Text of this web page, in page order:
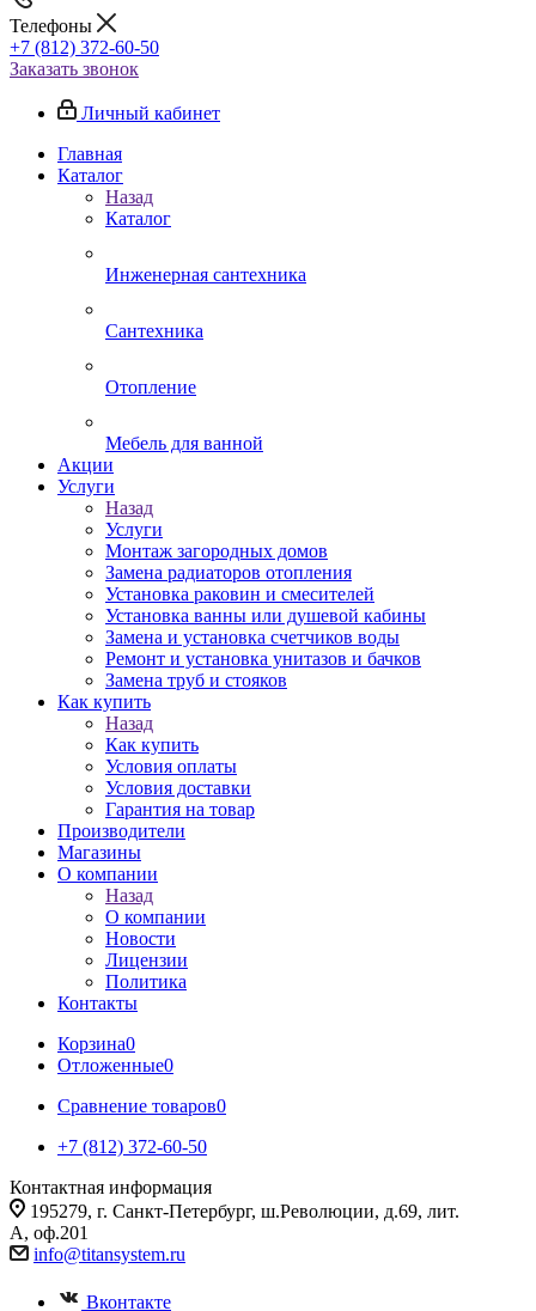
Телефоны
+7 (812) 372-60-50
Заказать звонок
Личный кабинет
Главная
Каталог
Назад
Каталог
Инженерная сантехника
Сантехника
Отопление
Мебель для ванной
Акции
Услуги
Назад
Услуги
Монтаж загородных домов
Замена радиаторов отопления
Установка раковин и смесителей
Установка ванны или душевой кабины
Замена и установка счетчиков воды
Ремонт и установка унитазов и бачков
Замена труб и стояков
Как купить
Назад
Как купить
Условия оплаты
Условия доставки
Гарантия на товар
Производители
Магазины
О компании
Назад
О компании
Новости
Лицензии
Политика
Контакты
Корзина0
Отложенные0
Сравнение товаров0
+7 (812) 372-60-50
Контактная информация
195279, г. Санкт-Петербург, ш.Революции, д.69, лит.
А, оф.201
info@titansystem.ru
Вконтакте